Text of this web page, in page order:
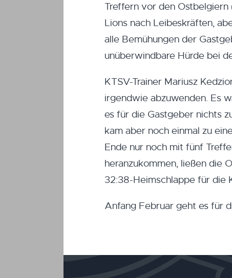
Treffern vor den
Lions nach Leibeskräften,
alle Bemühungen der
unüberwindbare Hürde bei
KTSV-Trainer Mariusz
irgendwie abzuwenden. Es
es für die Gastgeber nichts
kam aber noch einmal zu
Ende nur noch mit fünf
heranzukommen, ließen die
32:38-Heimschlappe für die
Anfang Februar geht es für